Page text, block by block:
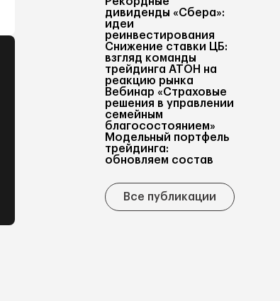
дивиденды «Сбера»:
идеи
реинвестирования
Снижение ставки ЦБ:
взгляд команды
трейдинга АТОН на
реакцию рынка
Вебинар «Страховые
решения в управлении
семейным
благосостоянием»
Модельный портфель
трейдинга:
обновляем состав
Все публикации